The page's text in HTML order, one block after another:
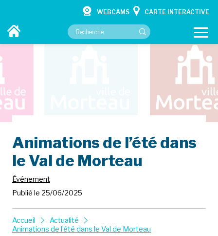
WEBCAMS CARTE INTERACTIVE
CONTACT
Animations de l’été dans
le Val de Morteau
Événement
Publié le 25/06/2025
Accueil
Actualité
Animations de l’été dans le Val de Morteau